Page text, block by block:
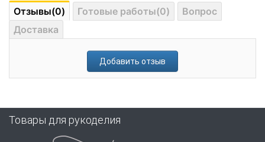
Отзывы(0) Готовые работы(0)
Вопрос
Доставка
Добавить отзыв
Товары для рукоделия